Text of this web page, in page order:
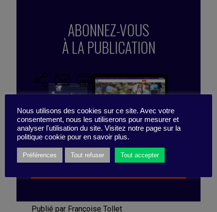
ABONNEZ-VOUS
À LA PUBLICATION
Voir les formules d’abonnement
steve jobs,audace,process
, performance,talent, rebelle
Publié par Françoise Tollet
Nous utilisons des cookies sur ce site. Avec votre
consentement, nous les utiliserons pour mesurer et
analyser l'utilisation du site. Visitez notre page sur la
politique cookie pour en savoir plus.
Préférences Tout refuser Tout accepter